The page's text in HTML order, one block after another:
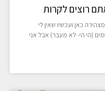
כאן ועכשיו שאין לי
(הי הי- לא מעבר) אבל אני